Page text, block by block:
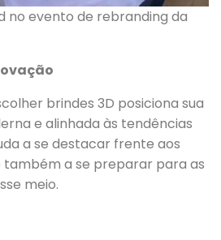
no evento de rebranding da
brindes 3D posiciona sua
e alinhada às tendências
a se destacar frente aos
a se preparar para as
meio.